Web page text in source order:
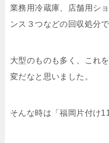
業務用冷蔵庫、店舗用シ
ンス３つなどの回収処分で
大型のものも多く、これ
変だなと思いました。
そんな時は「福岡片付け